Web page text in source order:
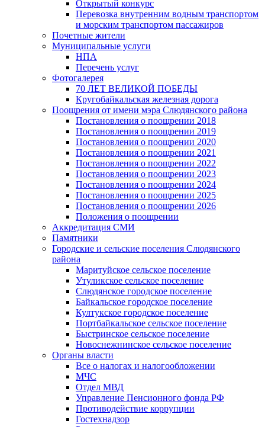
Открытый конкурс
Перевозка внутренним водным транспортом
и морским транспортом пассажиров
Почетные жители
Муниципальные услуги
НПА
Перечень услуг
Фотогалерея
70 ЛЕТ ВЕЛИКОЙ ПОБЕДЫ
Кругобайкальская железная дорога
Поощрения от имени мэра Слюдянского района
Постановления о поощрении 2018
Постановления о поощрении 2019
Постановления о поощрении 2020
Постановления о поощрении 2021
Постановления о поощрении 2022
Постановления о поощрении 2023
Постановления о поощрении 2024
Постановления о поощрении 2025
Постановления о поощрении 2026
Положения о поощрении
Аккредитация СМИ
Памятники
Городские и сельские поселения Слюдянского
района
Маритуйское сельское поселение
Утуликское сельское поселение
Слюдянское городское поселение
Байкальское городское поселение
Култукское городское поселение
Портбайкальское сельское поселение
Быстринское сельское поселение
Новоснежнинское сельское поселение
Органы власти
Все о налогах и налогообложении
МЧС
Отдел МВД
Управление Пенсионного фонда РФ
Противодействие коррупции
Гостехнадзор